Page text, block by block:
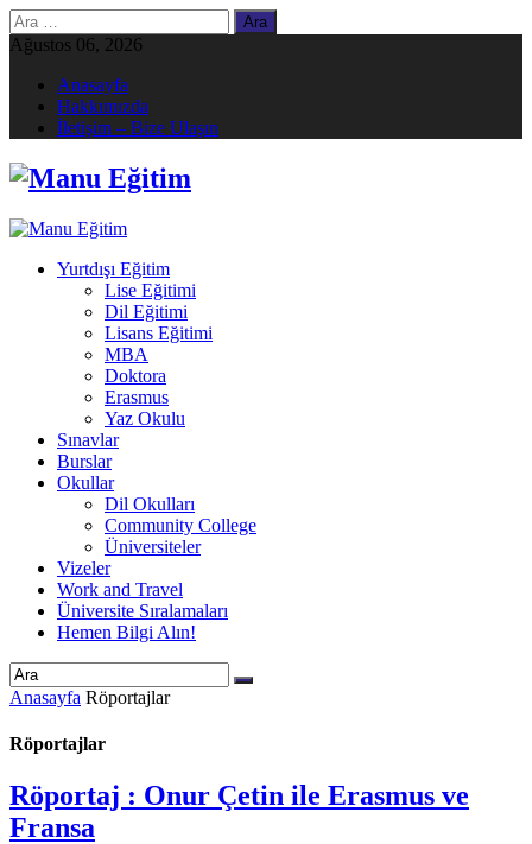
Arama:
Ağustos 06, 2026
Anasayfa
Hakkımızda
İletişim – Bize Ulaşın
Yurtdışı Eğitim
Lise Eğitimi
Dil Eğitimi
Lisans Eğitimi
MBA
Doktora
Erasmus
Yaz Okulu
Sınavlar
Burslar
Okullar
Dil Okulları
Community College
Üniversiteler
Vizeler
Work and Travel
Üniversite Sıralamaları
Hemen Bilgi Alın!
Anasayfa Röportajlar
Röportajlar
Röportaj : Onur Çetin ile Erasmus ve
Fransa